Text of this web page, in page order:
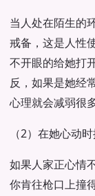
当人处在陌生的
戒备，这是人性
不开眼的给她打
反，如果是她经
心理就会减弱很
（2）在她心动
如果人家正心情
你肯往枪口上撞